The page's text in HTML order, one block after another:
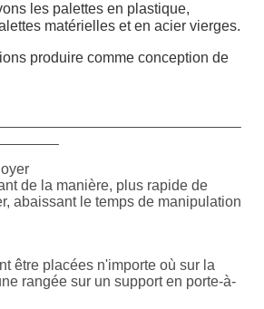
les palettes en plastique,
matérielles et en acier vierges.
produire comme conception de
de la manière, plus rapide de
abaissant le temps de manipulation
être placées n'importe où sur la
rangée sur un support en porte-à-